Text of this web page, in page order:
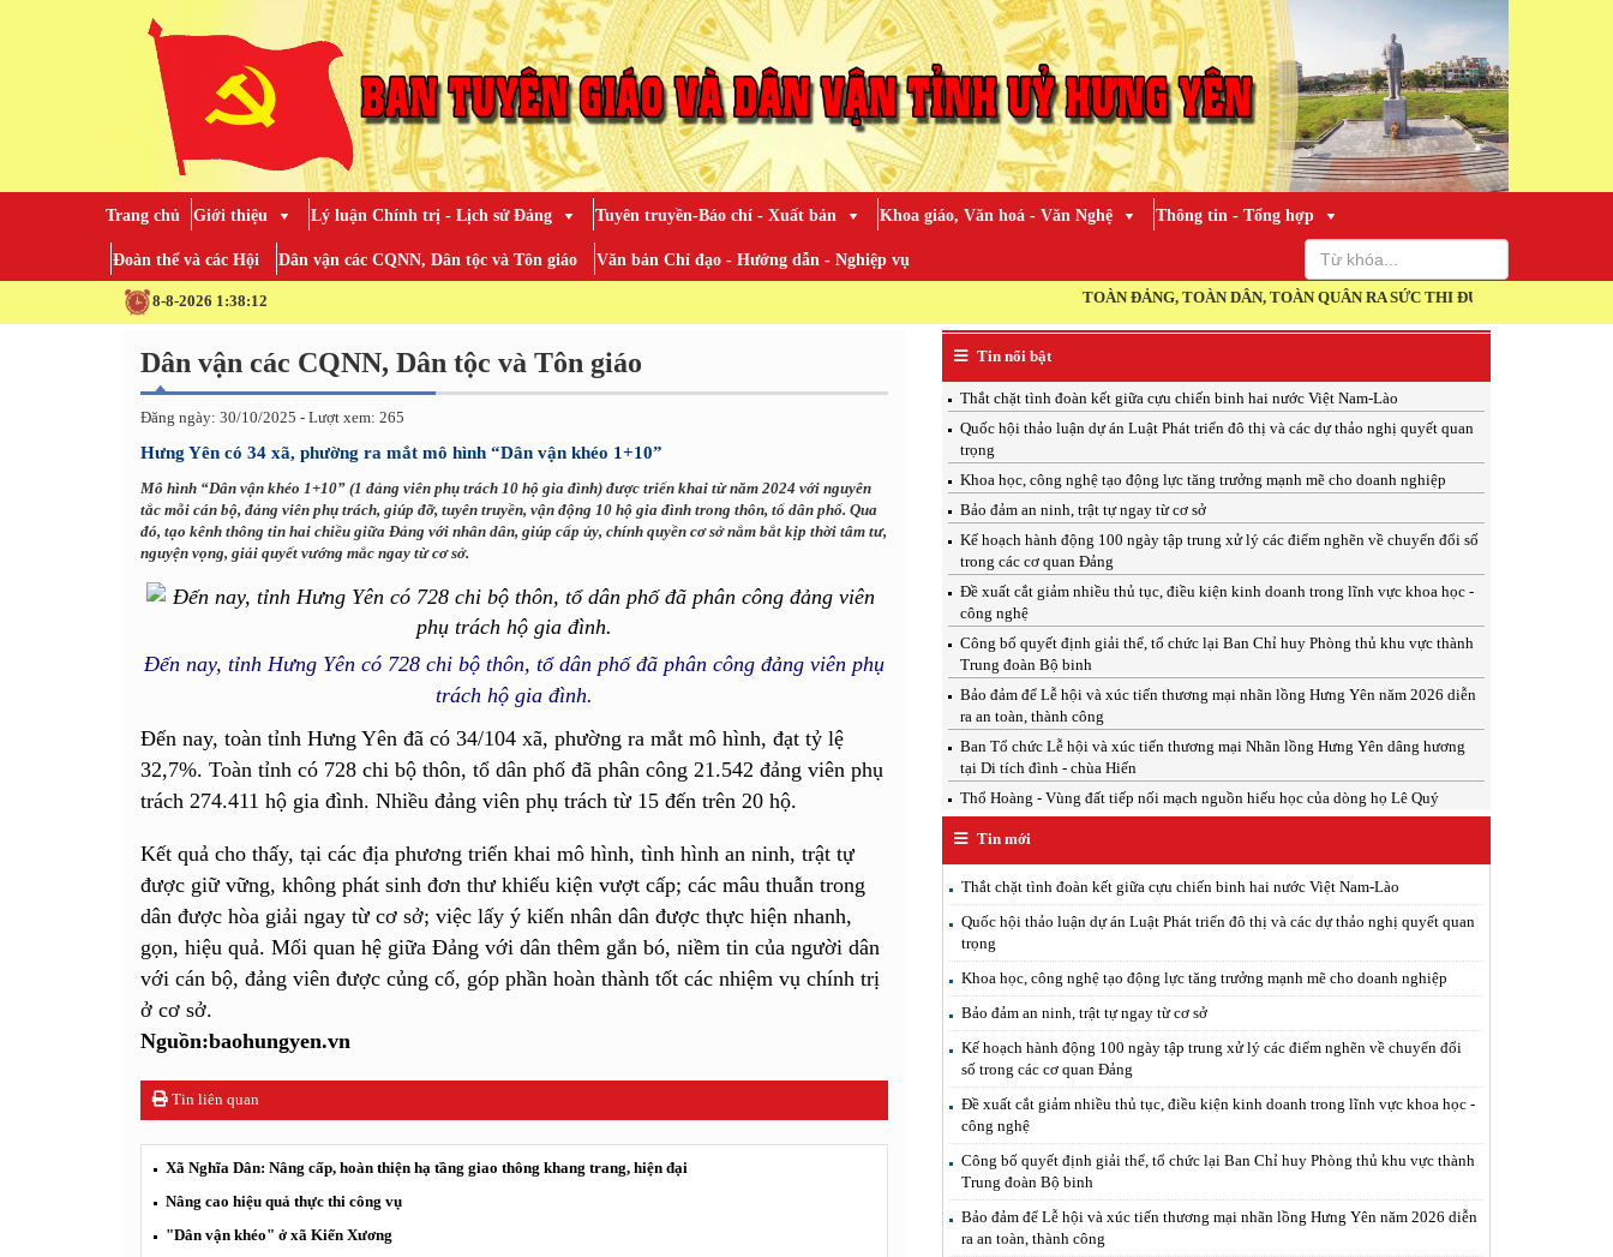
Trang chủ Giới thiệu Lý luận Chính trị - Lịch sử Đảng Tuyên truyền-Báo chí - Xuất bản Khoa giáo, Văn hoá - Văn Nghệ Thông tin - Tổng hợp
Đoàn thể và các Hội Dân vận các CQNN, Dân tộc và Tôn giáo Văn bản Chỉ đạo - Hướng dẫn - Nghiệp vụ
8-8-2026 1:38:13 TOÀN ĐẢNG, TOÀN DÂN, TOÀN QUÂN RA SỨC THI ĐUA THỰC HIỆN THẮNG
Dân vận các CQNN, Dân tộc và Tôn giáo
Đăng ngày: 30/10/2025 - Lượt xem: 265
Hưng Yên có 34 xã, phường ra mắt mô hình “Dân vận khéo 1+10”
Mô hình “Dân vận khéo 1+10” (1 đảng viên phụ trách 10 hộ gia đình) được triển khai từ năm 2024 với nguyên
tắc mỗi cán bộ, đảng viên phụ trách, giúp đỡ, tuyên truyền, vận động 10 hộ gia đình trong thôn, tổ dân phố. Qua
đó, tạo kênh thông tin hai chiều giữa Đảng với nhân dân, giúp cấp ủy, chính quyền cơ sở nắm bắt kịp thời tâm tư,
nguyện vọng, giải quyết vướng mắc ngay từ cơ sở.
Đến nay, tỉnh Hưng Yên có 728 chi bộ thôn, tổ dân phố đã phân công đảng viên phụ
trách hộ gia đình.
Đến nay, toàn tỉnh Hưng Yên đã có 34/104 xã, phường ra mắt mô hình, đạt tỷ lệ
32,7%. Toàn tỉnh có 728 chi bộ thôn, tổ dân phố đã phân công 21.542 đảng viên phụ
trách 274.411 hộ gia đình. Nhiều đảng viên phụ trách từ 15 đến trên 20 hộ.
Kết quả cho thấy, tại các địa phương triển khai mô hình, tình hình an ninh, trật tự
được giữ vững, không phát sinh đơn thư khiếu kiện vượt cấp; các mâu thuẫn trong
dân được hòa giải ngay từ cơ sở; việc lấy ý kiến nhân dân được thực hiện nhanh,
gọn, hiệu quả. Mối quan hệ giữa Đảng với dân thêm gắn bó, niềm tin của người dân
với cán bộ, đảng viên được củng cố, góp phần hoàn thành tốt các nhiệm vụ chính trị
ở cơ sở.
Nguồn:baohungyen.vn
Tin liên quan
Xã Nghĩa Dân: Nâng cấp, hoàn thiện hạ tầng giao thông khang trang, hiện đại
Nâng cao hiệu quả thực thi công vụ
"Dân vận khéo" ở xã Kiến Xương
Tin nổi bật
Thắt chặt tình đoàn kết giữa cựu chiến binh hai nước Việt Nam-Lào
Quốc hội thảo luận dự án Luật Phát triển đô thị và các dự thảo nghị quyết quan
trọng
Khoa học, công nghệ tạo động lực tăng trưởng mạnh mẽ cho doanh nghiệp
Bảo đảm an ninh, trật tự ngay từ cơ sở
Kế hoạch hành động 100 ngày tập trung xử lý các điểm nghẽn về chuyển đổi số
trong các cơ quan Đảng
Đề xuất cắt giảm nhiều thủ tục, điều kiện kinh doanh trong lĩnh vực khoa học -
công nghệ
Công bố quyết định giải thể, tổ chức lại Ban Chỉ huy Phòng thủ khu vực thành
Trung đoàn Bộ binh
Bảo đảm để Lễ hội và xúc tiến thương mại nhãn lồng Hưng Yên năm 2026 diễn
ra an toàn, thành công
Ban Tổ chức Lễ hội và xúc tiến thương mại Nhãn lồng Hưng Yên dâng hương
tại Di tích đình - chùa Hiến
Thổ Hoàng - Vùng đất tiếp nối mạch nguồn hiếu học của dòng họ Lê Quý
Tin mới
Thắt chặt tình đoàn kết giữa cựu chiến binh hai nước Việt Nam-Lào
Quốc hội thảo luận dự án Luật Phát triển đô thị và các dự thảo nghị quyết quan
trọng
Khoa học, công nghệ tạo động lực tăng trưởng mạnh mẽ cho doanh nghiệp
Bảo đảm an ninh, trật tự ngay từ cơ sở
Kế hoạch hành động 100 ngày tập trung xử lý các điểm nghẽn về chuyển đổi
số trong các cơ quan Đảng
Đề xuất cắt giảm nhiều thủ tục, điều kiện kinh doanh trong lĩnh vực khoa học -
công nghệ
Công bố quyết định giải thể, tổ chức lại Ban Chỉ huy Phòng thủ khu vực thành
Trung đoàn Bộ binh
Bảo đảm để Lễ hội và xúc tiến thương mại nhãn lồng Hưng Yên năm 2026 diễn
ra an toàn, thành công